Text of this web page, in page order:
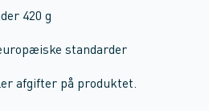
420 g
standarder
afgifter på produktet.